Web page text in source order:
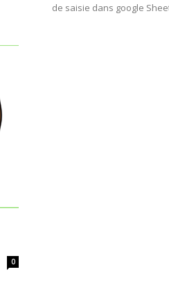
de saisie dans google
0